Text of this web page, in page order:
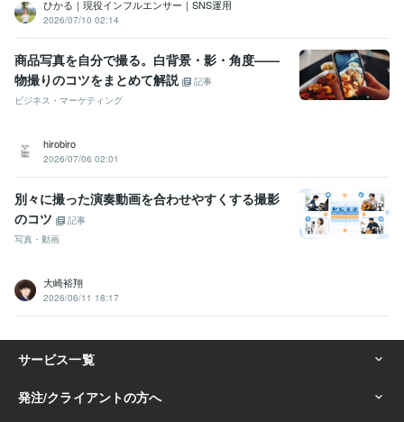
ひかる｜現役インフルエンサー｜SNS運用
2026/07/10 02:14
商品写真を自分で撮る。白背景・影・角度——
物撮りのコツをまとめて解説
記事
ビジネス・マーケティング
hirobiro
2026/07/06 02:01
別々に撮った演奏動画を合わせやすくする撮影
のコツ
記事
写真・動画
大崎裕翔
2026/06/11 18:17